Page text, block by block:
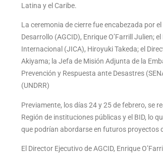
Latina y el Caribe.
La ceremonia de cierre fue encabezada por
Desarrollo (AGCID), Enrique O’Farrill Julien;
Internacional (JICA), Hiroyuki Takeda; el
Akiyama; la Jefa de Misión Adjunta de la
Prevención y Respuesta ante Desastres
(UNDRR)
Previamente, los días 24 y 25 de febrero, se
Región de instituciones públicas y el BID, lo
que podrían abordarse en futuros proyectos
El Director Ejecutivo de AGCID, Enrique